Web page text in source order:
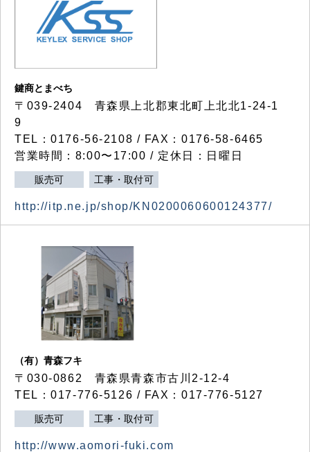
鍵商とまべち
〒039-2404 青森県上北郡東北町上北北1-24-1
9
TEL：0176-56-2108 / FAX：0176-58-6465
営業時間：8:00〜17:00 / 定休日：日曜日
販売可 工事・取付可
http://itp.ne.jp/shop/KN0200060600124377/
（有）青森フキ
〒030-0862 青森県青森市古川2-12-4
TEL：017-776-5126 / FAX：017-776-5127
販売可 工事・取付可
http://www.aomori-fuki.com